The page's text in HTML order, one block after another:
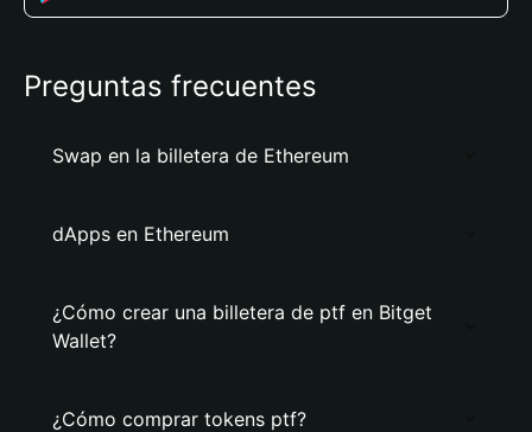
Preguntas frecuentes
Swap en la billetera de Ethereum
dApps en Ethereum
¿Cómo crear una billetera de ptf en Bitget
Wallet?
¿Cómo comprar tokens ptf?